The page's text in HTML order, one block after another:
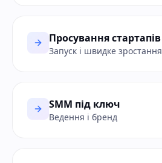
Просування стартапів
Запуск і швидке зростання
SMM під ключ
Ведення і бренд